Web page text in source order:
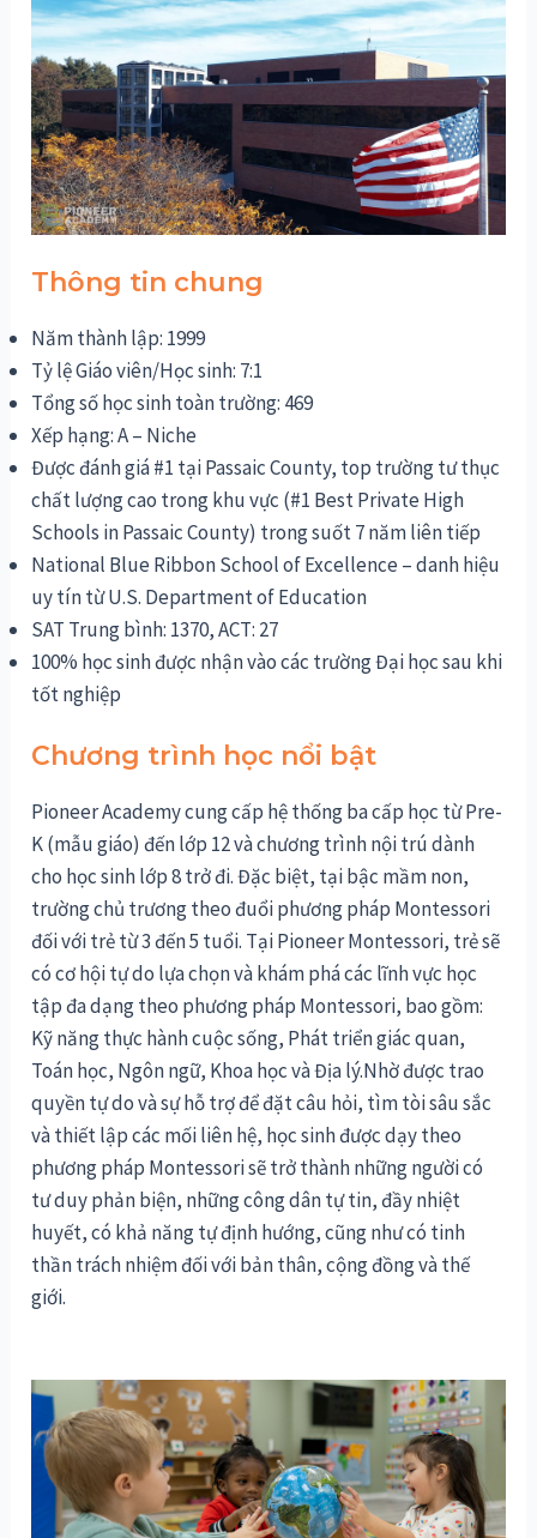
Thông tin chung
Năm thành lập: 1999
Tỷ lệ Giáo viên/Học sinh: 7:1
Tổng số học sinh toàn trường: 469
Xếp hạng: A – Niche
Được đánh giá #1 tại Passaic County, top trường tư thục
chất lượng cao trong khu vực (#1 Best Private High
Schools in Passaic County) trong suốt 7 năm liên tiếp
National Blue Ribbon School of Excellence – danh hiệu
uy tín từ U.S. Department of Education
SAT Trung bình: 1370, ACT: 27
100% học sinh được nhận vào các trường Đại học sau khi
tốt nghiệp
Chương trình học nổi bật
Pioneer Academy cung cấp hệ thống ba cấp học từ Pre-
K (mẫu giáo) đến lớp 12 và chương trình nội trú dành
cho học sinh lớp 8 trở đi. Đặc biệt, tại bậc mầm non,
trường chủ trương theo đuổi phương pháp Montessori
đối với trẻ từ 3 đến 5 tuổi. Tại Pioneer Montessori, trẻ sẽ
có cơ hội tự do lựa chọn và khám phá các lĩnh vực học
tập đa dạng theo phương pháp Montessori, bao gồm:
Kỹ năng thực hành cuộc sống, Phát triển giác quan,
Toán học, Ngôn ngữ, Khoa học và Địa lý.Nhờ được trao
quyền tự do và sự hỗ trợ để đặt câu hỏi, tìm tòi sâu sắc
và thiết lập các mối liên hệ, học sinh được dạy theo
phương pháp Montessori sẽ trở thành những người có
tư duy phản biện, những công dân tự tin, đầy nhiệt
huyết, có khả năng tự định hướng, cũng như có tinh
thần trách nhiệm đối với bản thân, cộng đồng và thế
giới.